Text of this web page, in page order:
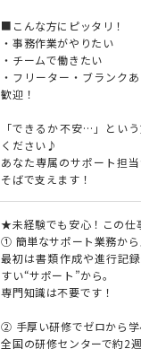
■こんな方にピッタリ！
・事務作業がやりたい
・チームで働きたい
・フリーター・ブランク
歓迎！
「できるか不安…」とい
ください♪
あなた専属のサポート担
そばで支えます！
★未経験でも安心！この
① 簡単なサポート業務から
最初は書類作成や進行記
すい“サポート”から。
専門知識は不要です！
② 手厚い研修でゼロから学
全国の研修センターで約2